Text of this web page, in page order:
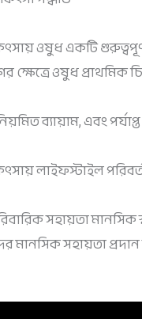
ওষুধ একটি
ওষুধ প্রাথমিক
ব্যায়াম, এবং
লাইফস্টাইল
সহায়তা মানসিক
মানসিক সহায়তা